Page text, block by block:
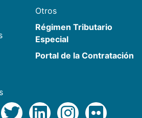
Otros
Régimen Tributario
Especial
Portal de la Contratación